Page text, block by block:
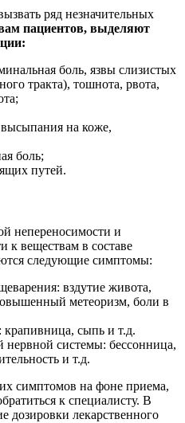
ряд незначительных
пациентов, выделяют
боль, язвы слизистых
тракта), тошнота, рвота,
на коже,
боль;
путей.
непереносимости и
к веществам в составе
следующие симптомы:
вздутие живота,
метеоризм, боли в
крапивница, сыпь и т.д.
нервной системы: бессонница,
и т.д.
симптомов на фоне приема,
к специалисту. В
дозировки лекарственного